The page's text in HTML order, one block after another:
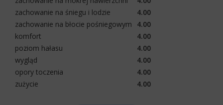
zachowanie na śniegu i lodzie
4.00
zachowanie na błocie pośniegowym
4.00
komfort
4.00
poziom hałasu
4.00
wygląd
4.00
opory toczenia
4.00
zużycie
4.00